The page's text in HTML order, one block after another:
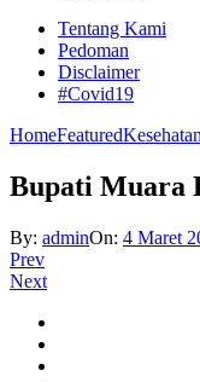
Tentang Kami
Pedoman
Disclaimer
#Covid19
HomeFeatured
Bupati Muara
By: adminOn: 4 Maret
Prev
Next